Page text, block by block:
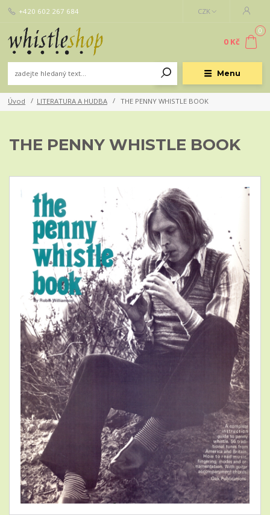
Menu
CZK
+420 602 267 684
0
0 Kč
Úvod LITERATURA A HUDBA THE PENNY WHISTLE BOOK
THE PENNY WHISTLE BOOK